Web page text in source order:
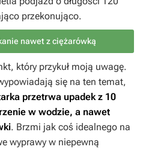
przekonująco.
nawet z ciężarówką
który przykuł moją uwagę.
się na ten temat,
przetrwa upadek z 10
w wodzie, a nawet
. Brzmi jak coś idealnego na
wyprawy w niepewną